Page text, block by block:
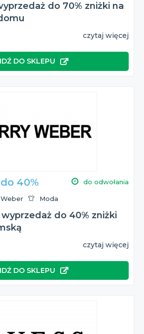
do 70% zniżki na
czytaj więcej
IDŹ DO SKLEPU
40% do odwołania
Moda
do 40% zniżki
czytaj więcej
IDŹ DO SKLEPU